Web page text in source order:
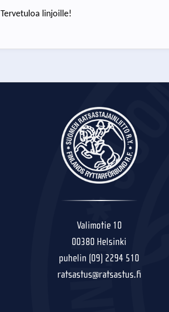
Tervetuloa linjoille!
Valimotie 10
00380 Helsinki
puhelin (09) 2294 510
ratsastus@ratsastus.fi